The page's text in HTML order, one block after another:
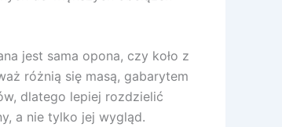
jest sama opona, czy koło z
różnią się masą, gabarytem
dlatego lepiej rozdzielić
a nie tylko jej wygląd.